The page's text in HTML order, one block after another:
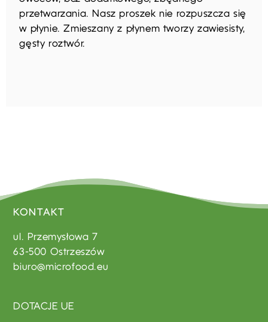
przetwarzania. Nasz proszek nie rozpuszcza się
w płynie. Zmieszany z płynem tworzy zawiesisty,
gęsty roztwór.
KONTAKT
ul. Przemysłowa 7
63-500 Ostrzeszów
biuro@microfood.eu
DOTACJE UE